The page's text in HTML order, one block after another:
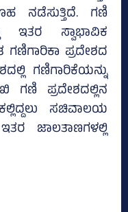
ನಡೆಸುತ್ತಿದೆ. ಗಣಿ
ಇತರ ಸ್ವಾಭಾವಿಕ
ಗಣಿಗಾರಿಕಾ ಪ್ರದೇಶದ
ಗಣಿಗಾರಿಕೆಯನ್ನು
ಗಣಿ ಪ್ರದೇಶದಲ್ಲಿನ
ಸಚಿವಾಲಯ
ಜಾಲತಾಣಗಳಲ್ಲಿ